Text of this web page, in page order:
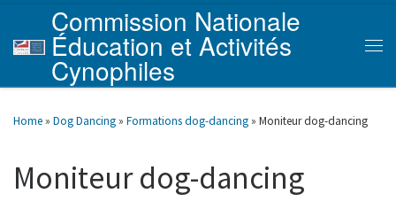
Skip to content
Commission Nationale
Éducation et Activités
Cynophiles
Home » Dog Dancing » Formations dog-dancing » Moniteur dog-dancing
Moniteur dog-dancing